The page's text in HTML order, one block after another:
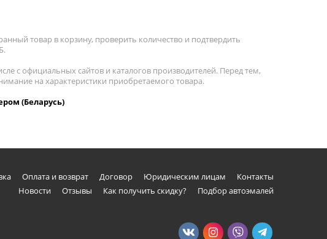
товар в корзину, проверить количество и подтвердить
с официальных сайтов и каталогов производителей. Перед тем,
на характеристики приобретаемого товара.
(Беларусь)
Оплата и возврат Договор Юридическим лицам
Контакты
Новости
Отзывы Как получить скидку? Подбор автоэмалей